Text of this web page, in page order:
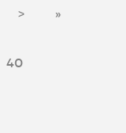
> »
40